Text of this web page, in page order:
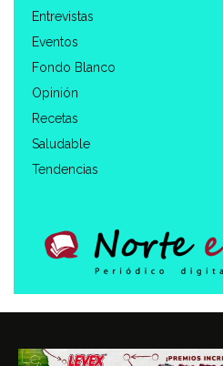
Entrevistas
Eventos
Fondo Blanco
Opinión
Recetas
Saludable
Tendencias